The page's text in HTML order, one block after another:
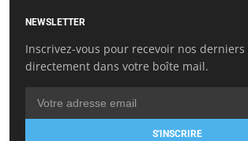
NEWSLETTER
Inscrivez-vous pour recevoir nos derniers
directement dans votre boîte mail.
S'INSCRIRE